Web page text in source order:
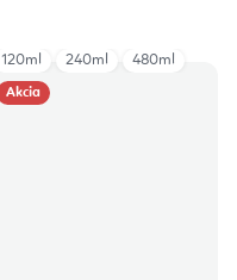
Akcia
120ml 240ml 480ml